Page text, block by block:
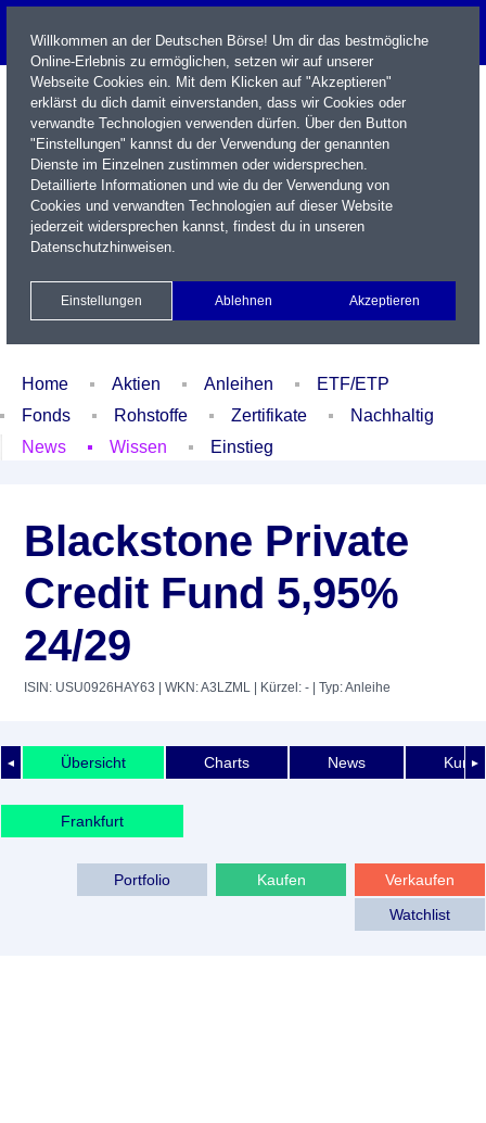
Name / WKN / ISIN / Kürzel
Xetra Realtime
Watchlist Portfolio Login
Home Aktien Anleihen
ETF/ETP
Fonds
Rohstoffe Zertifikate
Nachhaltig
News
Wissen Einstieg
Blackstone Private
Credit Fund 5,95%
24/29
ISIN: USU0926HAY63 | WKN: A3LZML | Kürzel: - | Typ: Anleihe
◄ ►
Übersicht Charts News
Frankfurt
Verkaufen
Kaufen
Portfolio
Watchlist
Willkommen an der Deutschen Börse! Um dir das bestmögliche
Online-Erlebnis zu ermöglichen, setzen wir auf unserer
Webseite Cookies ein. Mit dem Klicken auf "Akzeptieren"
erklärst du dich damit einverstanden, dass wir Cookies oder
verwandte Technologien verwenden dürfen. Über den Button
"Einstellungen" kannst du der Verwendung der genannten
Dienste im Einzelnen zustimmen oder widersprechen.
Detaillierte Informationen und wie du der Verwendung von
Cookies und verwandten Technologien auf dieser Website
jederzeit widersprechen kannst, findest du in unseren
Datenschutzhinweisen.
Einstellungen Ablehnen Akzeptieren